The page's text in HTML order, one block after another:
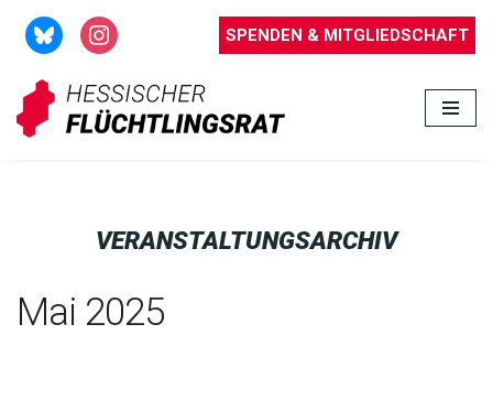
Zum
Inhalt
springen
SPENDEN & MITGLIEDSCHAFT
VERANSTALTUNGSARCHIV
Mai 2025